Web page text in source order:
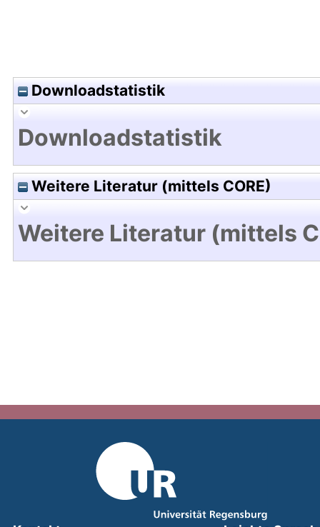
Downloadstatistik
Downloadstatistik
Weitere Literatur (mittels CORE)
Weitere Literatur (mittels